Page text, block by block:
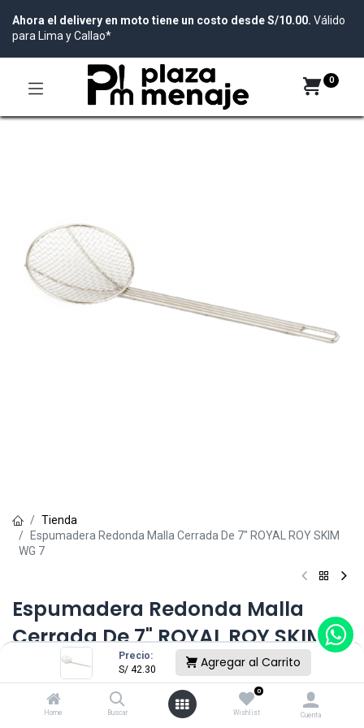
Precio:
S/ 42.30 Agregar al Carrito
Home Buscar
0
Wishlist Cuenta
Ahora el delivery en moto tiene un costo desde S/10.00. Válido
para Lima y Callao*
0
Tienda
Espumadera Redonda Malla Cerrada De 7" ROYAL ROY SKIM
WG 7
Espumadera Redonda Malla
Cerrada De 7" ROYAL ROY SKIM
WG 7
(0 reseña)
42.30